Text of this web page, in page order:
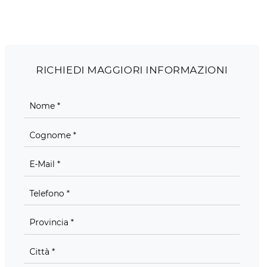
RICHIEDI MAGGIORI INFORMAZIONI